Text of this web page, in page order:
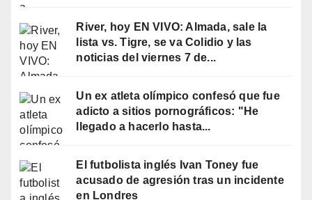
River, hoy EN VIVO: Almada, sale la
lista vs. Tigre, se va Colidio y las
noticias del viernes 7 de...
Un ex atleta olímpico confesó que fue
adicto a sitios pornográficos: "He
llegado a hacerlo hasta...
El futbolista inglés Ivan Toney fue
acusado de agresión tras un incidente
en Londres